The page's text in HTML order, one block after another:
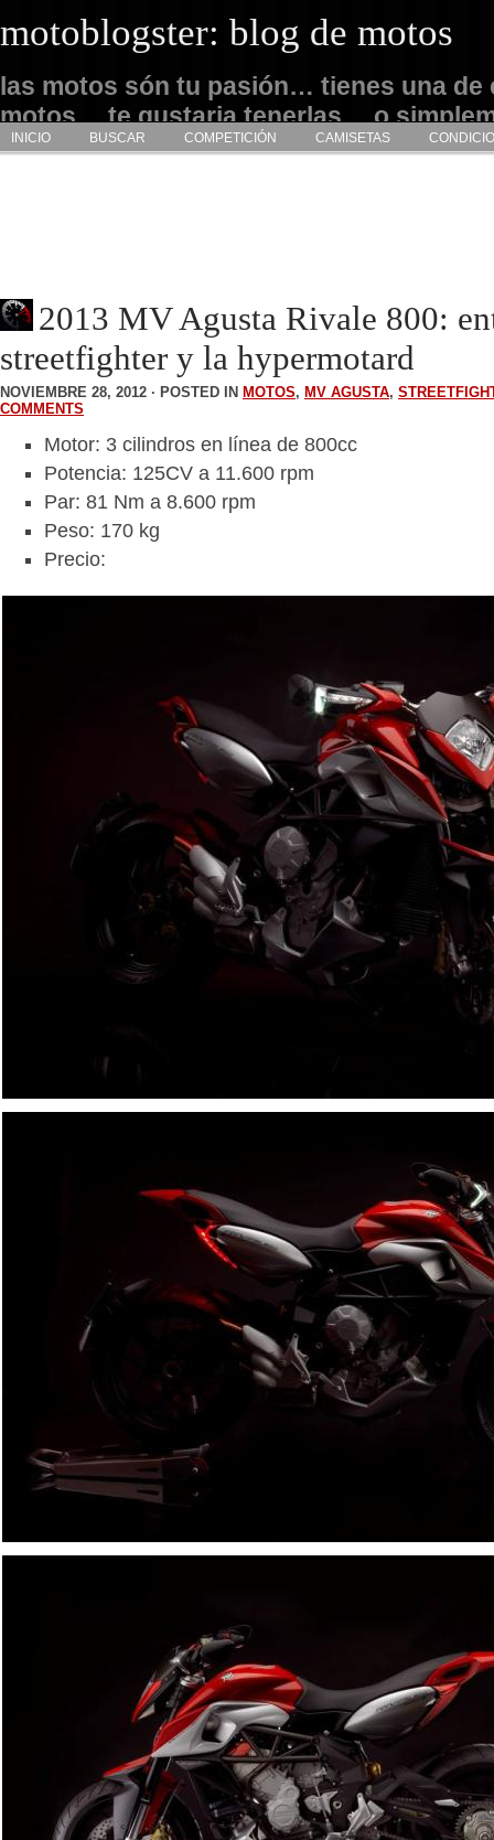
motoblogster: blog de motos
las motos són tu pasión… tienes una de
motos… te gustaria tenerlas… o
admirarlas… este es tu sitio
INICIO BUSCAR COMPETICIÓN CAMISETAS
2013 MV Agusta Rivale 800:
streetfighter y la hypermotard
NOVIEMBRE 28, 2012 · POSTED IN MOTOS, MV AGUSTA,
COMMENTS
Motor: 3 cilindros en línea de 800cc
Potencia: 125CV a 11.600 rpm
Par: 81 Nm a 8.600 rpm
Peso: 170 kg
Precio: